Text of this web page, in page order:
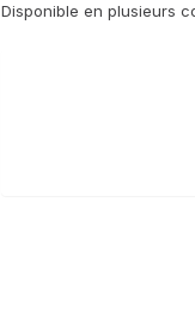
Disponible en plusieurs